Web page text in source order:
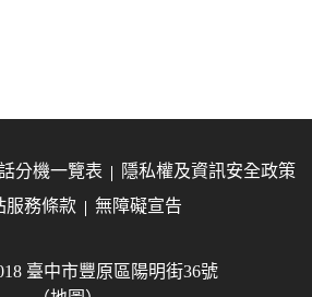
分機一覽表
隱私權及資訊安全政策
服務條款
無障礙宣告
臺中市豐原區陽明街36號